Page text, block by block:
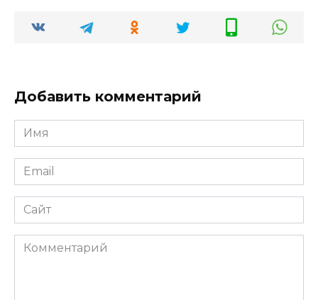
Добавить комментарий
Имя
*
Email
*
Сайт
Комментарий